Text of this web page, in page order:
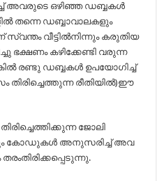
അവരുടെ ഒഴിഞ്ഞ ഡബ്ബകൾ
തന്നെ ഡബ്ബാവാലകളും
സ്വന്തം വീട്ടിൽനിന്നും കരുതിയ
ഭക്ഷണം കഴിക്കേണ്ടി വരുന്ന
രണ്ടു ഡബ്ബകൾ ഉപയോഗിച്ച്
തിരിച്ചെത്തുന്ന രീതിയിൽ)ഈ
ജോലി
കോഡുകൾ അനുസരിച്ച് അവ